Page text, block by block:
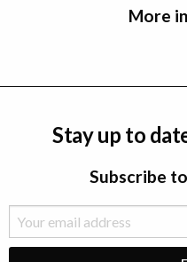
More
Stay up to
Subscribe